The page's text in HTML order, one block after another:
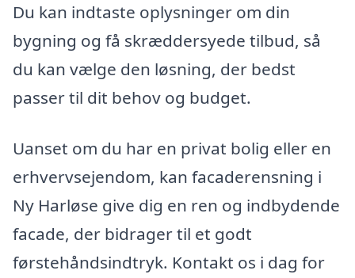
Du kan indtaste oplysninger om din
bygning og få skræddersyede tilbud, så
du kan vælge den løsning, der bedst
passer til dit behov og budget.
Uanset om du har en privat bolig eller en
erhvervsejendom, kan facaderensning i
Ny Harløse give dig en ren og indbydende
facade, der bidrager til et godt
førstehåndsindtryk. Kontakt os i dag for